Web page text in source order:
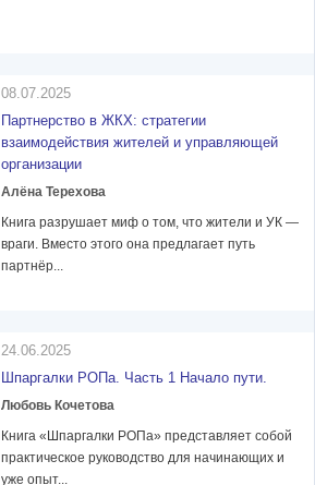
08.07.2025
Партнерство в ЖКХ: стратегии
взаимодействия жителей и управляющей
организации
Алёна Терехова
Книга разрушает миф о том, что жители и УК —
враги. Вместо этого она предлагает путь
партнёр...
24.06.2025
Шпаргалки РОПа. Часть 1 Начало пути.
Любовь Кочетова
Книга «Шпаргалки РОПа» представляет собой
практическое руководство для начинающих и
уже опыт...